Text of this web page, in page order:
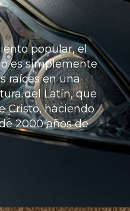
popular, el
es simplemente
raíces en una
del Latín, que
Cristo, haciendo
2000 años de